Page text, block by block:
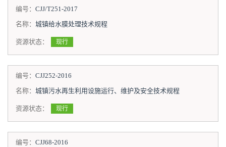
编号： CJJ/T251-2017
名称： 城镇给水膜处理技术规程
资源状态： 现行
编号： CJJ252-2016
名称： 城镇污水再生利用设施运行、维护及安全技术规程
资源状态： 现行
编号： CJJ68-2016